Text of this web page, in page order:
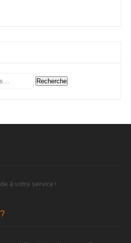
Recherche
à votre service !
?